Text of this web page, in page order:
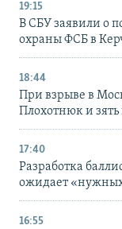
19:15
В СБУ заявили о
охраны ФСБ в
18:44
При взрыве в
Плохотнюк и
17:40
Разработка
ожидает «нужных
16:55